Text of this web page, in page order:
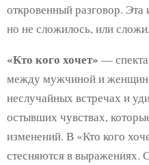
откровенный разговор. Эта
но не сложилось, или
«Кто кого хочет» —
между мужчиной и
неслучайных встречах и
остывших чувствах,
изменений. В «Кто кого
стесняются в выражениях.